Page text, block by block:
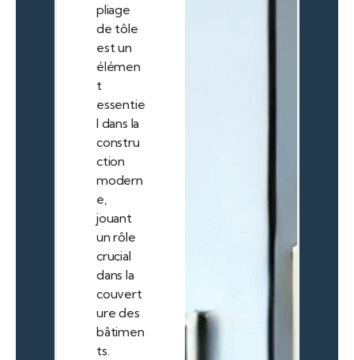
pliage
de tôle
est un
élémen
t
essentie
l dans la
constru
ction
modern
e,
jouant
un rôle
crucial
dans la
couvert
ure des
bâtimen
ts.